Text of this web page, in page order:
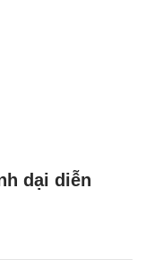
dại diễn